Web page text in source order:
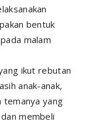
bentuk
malam
ikut rebutan
anak-anak,
temanya yang
membeli